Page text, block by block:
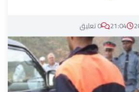
21:04 0 تعليق